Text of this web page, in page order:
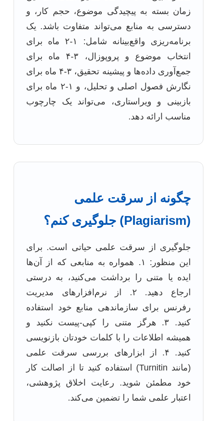
زمان بسته به پیچیدگی موضوع، حجم کار، و
دسترسی به منابع می‌تواند متفاوت باشد. یک
برنامه‌ریزی واقع‌بینانه شامل: ۱-۲ ماه برای
انتخاب موضوع و پروپوزال، ۳-۴ ماه برای
جمع‌آوری داده‌ها و پیشینه تحقیق، ۳-۴ ماه برای
نگارش فصول اصلی و تحلیل، و ۱-۲ ماه برای
بازبینی و ویراستاری، می‌تواند یک چارچوب
مناسب ارائه دهد.
چگونه از سرقت علمی
(Plagiarism) جلوگیری کنم؟
جلوگیری از سرقت علمی حیاتی است. برای
این منظور: ۱. همواره به منابعی که از آن‌ها
ایده یا متنی را برداشت می‌کنید، به درستی
ارجاع دهید. ۲. از نرم‌افزارهای مدیریت
رفرنس برای سازماندهی منابع خود استفاده
کنید. ۳. هرگز متنی را کپی-پیست نکنید و
همیشه اطلاعات را با کلمات خودتان بازنویسی
کنید. ۴. از ابزارهای بررسی سرقت علمی
(مانند Turnitin) استفاده کنید تا از اصالت کار
خود مطمئن شوید. رعایت اخلاق پژوهشی،
اعتبار علمی شما را تضمین می‌کند.